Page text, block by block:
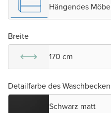
Hängendes
Breite
170 cm
Detailfarbe des
Schwarz matt